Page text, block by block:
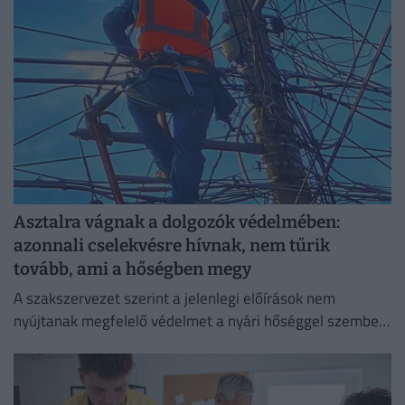
Asztalra vágnak a dolgozók védelmében:
azonnali cselekvésre hívnak, nem tűrik
tovább, ami a hőségben megy
A szakszervezet szerint a jelenlegi előírások nem
nyújtanak megfelelő védelmet a nyári hőséggel szemben,
védelmében.